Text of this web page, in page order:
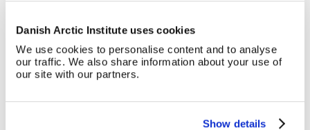
Danish Arctic Institute uses cookies
We use cookies to personalise content and to analyse
our traffic. We also share information about your use of
our site with our partners.
Show details
radiostationerne i Julianehåb og
Godthåb, 1924-25.
Giver: